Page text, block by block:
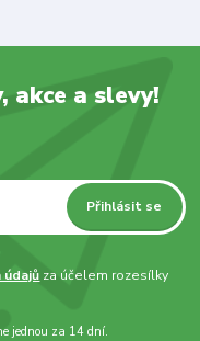
akce a slevy!
Přihlásit se
údajů za účelem rozesílky
jednou za 14 dní.